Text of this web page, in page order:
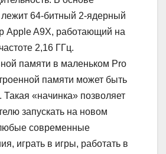
64-битный 2-ядерный
Apple A9X, работающий на
2,16 ГГц.
памяти в маленьком Pro
памяти может быть
Такая «начинка» позволяет
запускать на новом
современные
играть в игры, работать в